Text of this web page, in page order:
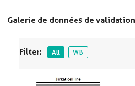
Galerie de données de validation
Filter: All WB